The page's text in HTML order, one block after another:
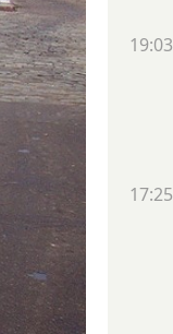
19:03
17:25